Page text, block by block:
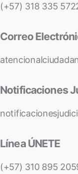
(+57) 318 335
Correo
Notificaciones
Línea ÚNETE
(+57) 310 895